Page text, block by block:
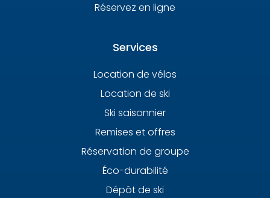
Réservez en ligne
Services
Location de vélos
Location de ski
Ski saisonnier
Remises et offres
Réservation de groupe
Éco-durabilité
Dépôt de ski